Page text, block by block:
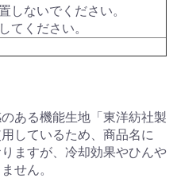
しないでください。
てください。
ある機能生地「東洋紡社製
しているため、商品名に
ますが、冷却効果やひんや
せん。